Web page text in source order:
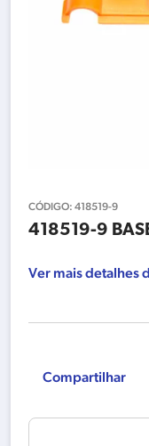
CÓDIGO: 418519-9
418519-9
Ver mais detalhes
Compartilhar